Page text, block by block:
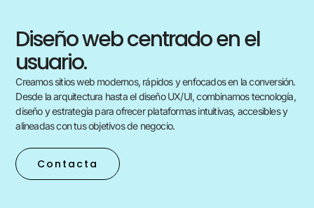
Diseño web centrado en el
usuario.
Creamos sitios web modernos, rápidos y enfocados en la conversión.
Desde la arquitectura hasta el diseño UX/UI, combinamos tecnología,
diseño y estrategia para ofrecer plataformas intuitivas, accesibles y
alineadas con tus objetivos de negocio.
Contacta